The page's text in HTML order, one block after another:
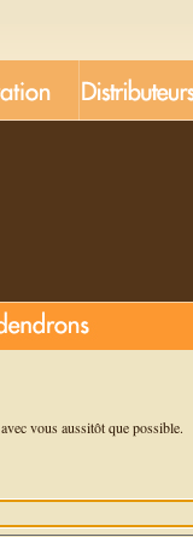
vous aussitôt que possible.